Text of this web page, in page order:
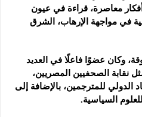
معاصرة، قراءة في عيون
في مواجهة الإرهاب، الشرق
وكان عضوًا فاعلًا في العديد
نقابة الصحفيين المصريين،
الدولي للمترجمين، بالإضافة إلى
السياسية.